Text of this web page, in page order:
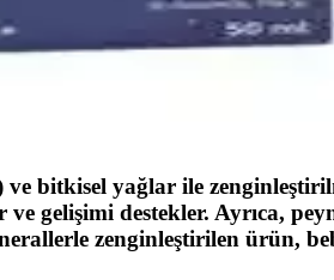
ebeveynlerin tercihidir.
ve bitkisel yağlar ile
gelişimi destekler. Ayrıca,
zenginleştirilen ürün,